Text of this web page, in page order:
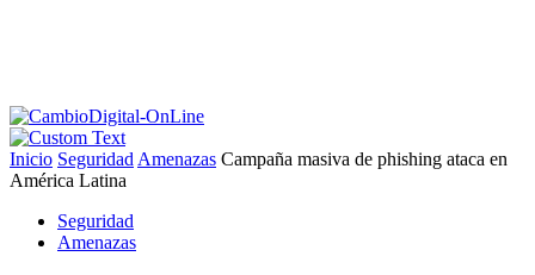
Inicio Seguridad Amenazas Campaña masiva de phishing ataca en
América Latina
Seguridad
Amenazas